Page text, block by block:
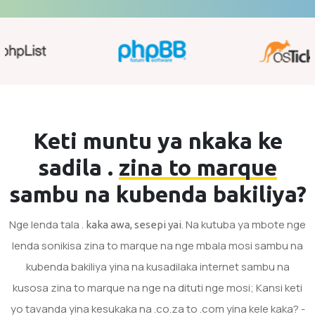
Keti muntu ya nkaka ke
sadila . zina to marque
sambu na kubenda bakiliya?
Nge lenda tala . kaka awa, sesepi yai. Na kutuba ya mbote nge
lenda sonikisa zina to marque na nge mbala mosi sambu na
kubenda bakiliya yina na kusadilaka internet sambu na
kusosa zina to marque na nge na dituti nge mosi; Kansi keti
yo tavanda yina kesukaka na .co.za to .com yina kele kaka? -